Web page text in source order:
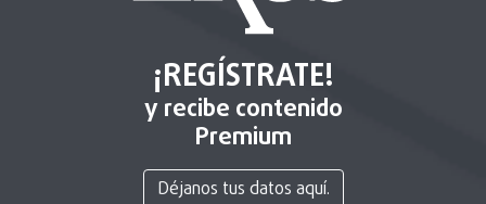
¡REGÍSTRATE!
y recibe contenido
Premium
Déjanos tus datos aquí.